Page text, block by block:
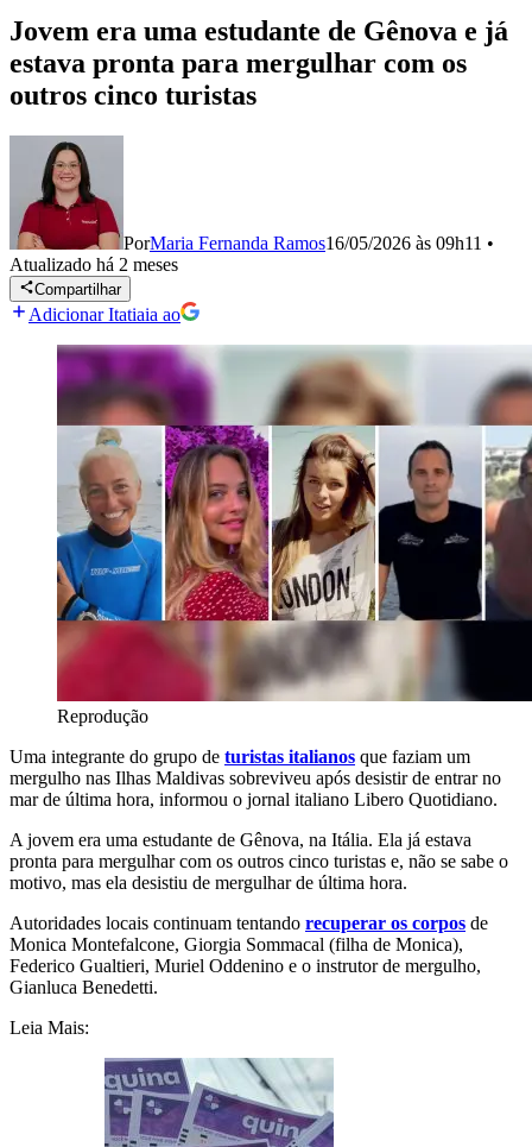
Jovem era uma estudante de Gênova e já
estava pronta para mergulhar com os
outros cinco turistas
PorMaria Fernanda Ramos16/05/2026 às 09h11 •
Atualizado há 2 meses
Compartilhar
Adicionar Itatiaia ao
Reprodução
Uma integrante do grupo de turistas italianos que faziam um
mergulho nas Ilhas Maldivas sobreviveu após desistir de entrar no
mar de última hora, informou o jornal italiano Libero Quotidiano.
A jovem era uma estudante de Gênova, na Itália. Ela já estava
pronta para mergulhar com os outros cinco turistas e, não se sabe o
motivo, mas ela desistiu de mergulhar de última hora.
Autoridades locais continuam tentando recuperar os corpos de
Monica Montefalcone, Giorgia Sommacal (filha de Monica),
Federico Gualtieri, Muriel Oddenino e o instrutor de mergulho,
Gianluca Benedetti.
Leia Mais: